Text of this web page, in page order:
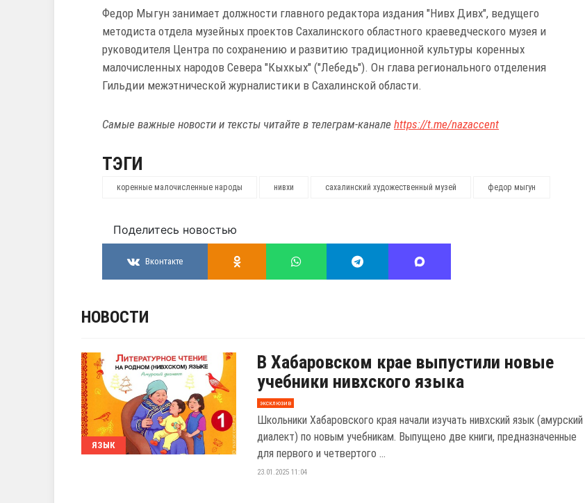
Федор Мыгун занимает должности главного редактора издания "Нивх Дивх", ведущего
методиста отдела музейных проектов Сахалинского областного краеведческого музея и
руководителя Центра по сохранению и развитию традиционной культуры коренных
малочисленных народов Севера "Кыхкых" ("Лебедь"). Он глава регионального отделения
Гильдии межэтнической журналистики в Сахалинской области.
Самые важные новости и тексты читайте в телеграм-канале https://t.me/nazaccent
ТЭГИ
коренные малочисленные народы нивхи сахалинский художественный музей федор мыгун
Поделитесь новостью
Вконтакте
НОВОСТИ
ЯЗЫК
В Хабаровском крае выпустили новые
учебники нивхского языка
эксклюзив
Школьники Хабаровского края начали изучать нивхский язык (амурский
диалект) по новым учебникам. Выпущено две книги, предназначенные
для первого и четвертого ...
23.01.2025 11:04